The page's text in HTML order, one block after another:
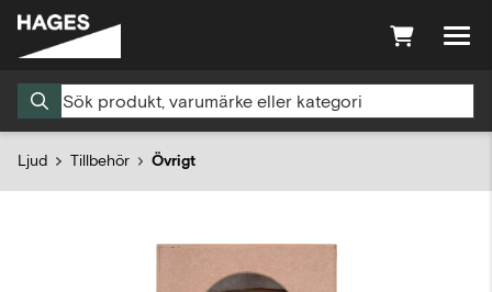
Ljud Tillbehör Övrigt